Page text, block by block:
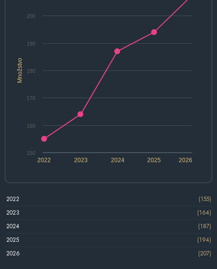
Množstvo
2022 2024 2026
2023 2025
150
160
170
180
190
200
2022
(155)
2023
(164)
2024
(187)
2025
(194)
2026
(207)